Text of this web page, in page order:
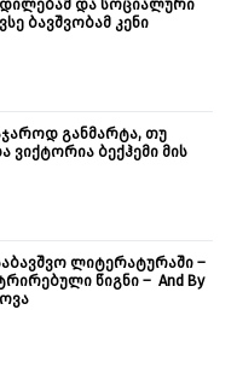
და სოციალური
ბავშვობამ კენი
განმარტა, თუ
ბექჰემი მის
ლიტერატურაში –
წიგნი – And By